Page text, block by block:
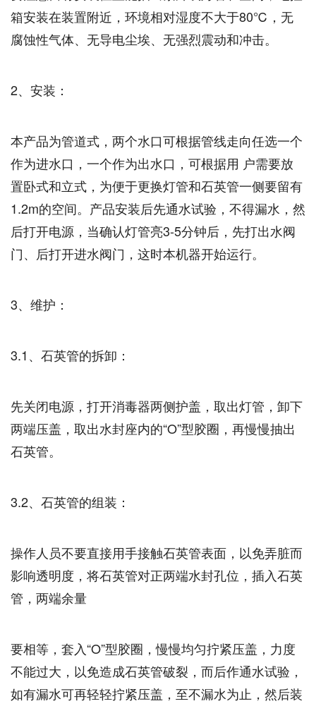
箱安装在装置附近，环境相对湿度不大于80℃，无
腐蚀性气体、无导电尘埃、无强烈震动和冲击。
2、安装：
本产品为管道式，两个水口可根据管线走向任选一个
作为进水口，一个作为出水口，可根据用 户需要放
置卧式和立式，为便于更换灯管和石英管一侧要留有
1.2m的空间。产品安装后先通水试验，不得漏水，然
后打开电源，当确认灯管亮3-5分钟后，先打出水阀
门、后打开进水阀门，这时本机器开始运行。
3、维护：
3.1、石英管的拆卸：
先关闭电源，打开消毒器两侧护盖，取出灯管，卸下
两端压盖，取出水封座内的“O”型胶圈，再慢慢抽出
石英管。
3.2、石英管的组装：
操作人员不要直接用手接触石英管表面，以免弄脏而
影响透明度，将石英管对正两端水封孔位，插入石英
管，两端余量
要相等，套入“O”型胶圈，慢慢均匀拧紧压盖，力度
不能过大，以免造成石英管破裂，而后作通水试验，
如有漏水可再轻轻拧紧压盖，至不漏水为止，然后装